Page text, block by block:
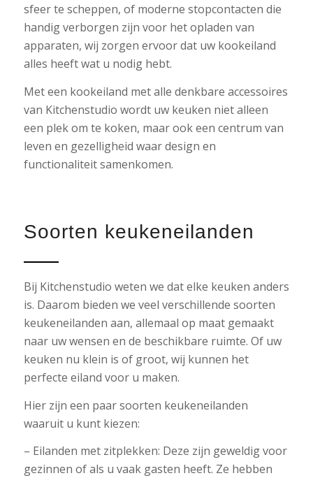
sfeer te scheppen, of moderne stopcontacten die
handig verborgen zijn voor het opladen van
apparaten, wij zorgen ervoor dat uw kookeiland
alles heeft wat u nodig hebt.
Met een kookeiland met alle denkbare accessoires
van Kitchenstudio wordt uw keuken niet alleen
een plek om te koken, maar ook een centrum van
leven en gezelligheid waar design en
functionaliteit samenkomen.
Soorten keukeneilanden
Bij Kitchenstudio weten we dat elke keuken anders
is. Daarom bieden we veel verschillende soorten
keukeneilanden aan, allemaal op maat gemaakt
naar uw wensen en de beschikbare ruimte. Of uw
keuken nu klein is of groot, wij kunnen het
perfecte eiland voor u maken.
Hier zijn een paar soorten keukeneilanden
waaruit u kunt kiezen:
– Eilanden met zitplekken: Deze zijn geweldig voor
gezinnen of als u vaak gasten heeft. Ze hebben